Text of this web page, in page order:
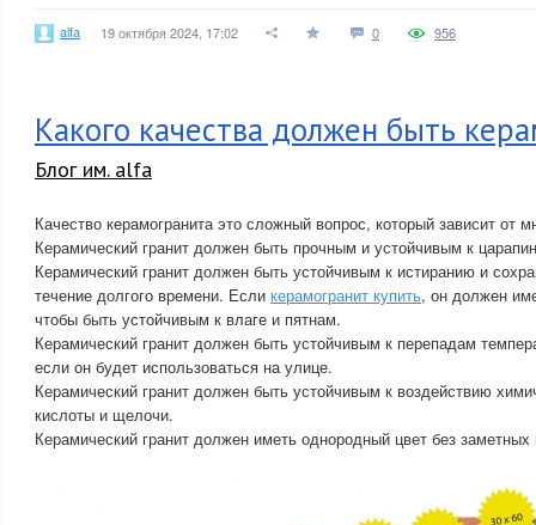
alfa 19 октября 2024, 17:02 0 956
Какого качества должен быть
Блог им. alfa
Качество керамогранита это сложный вопрос, который зависит от
Керамический гранит должен быть прочным и устойчивым к
Керамический гранит должен быть устойчивым к истиранию и
течение долгого времени. Если керамогранит купить, он должен
чтобы быть устойчивым к влаге и пятнам.
Керамический гранит должен быть устойчивым к перепадам
если он будет использоваться на улице.
Керамический гранит должен быть устойчивым к воздействию
кислоты и щелочи.
Керамический гранит должен иметь однородный цвет без